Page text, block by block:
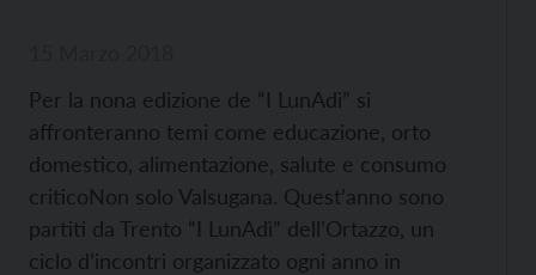
Per la nona edizione de “I LunAdì” si
affronteranno temi come educazione, orto
domestico, alimentazione, salute e consumo
criticoNon solo Valsugana. Quest’anno sono
partiti da Trento “I LunAdì” dell’Ortazzo, un
ciclo d’incontri organizzato ogni anno in